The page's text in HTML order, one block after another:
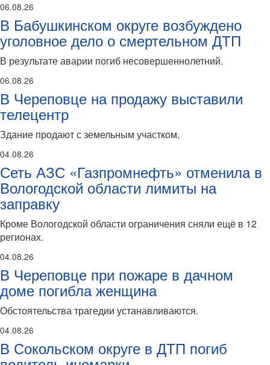
06.08.26
В Бабушкинском округе возбуждено
уголовное дело о смертельном ДТП
В результате аварии погиб несовершеннолетний.
06.08.26
В Череповце на продажу выставили
телецентр
Здание продают с земельным участком.
04.08.26
Сеть АЗС «Газпромнефть» отменила в
Вологодской области лимиты на
заправку
Кроме Вологодской области ограничения сняли ещё в 12
регионах.
04.08.26
В Череповце при пожаре в дачном
доме погибла женщина
Обстоятельства трагедии устанавливаются.
04.08.26
В Сокольском округе в ДТП погиб